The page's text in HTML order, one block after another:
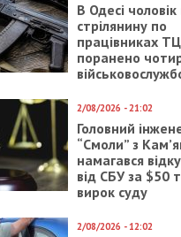
В Одесі чоловік
стрілянину по
працівниках
поранено
2/08/2026 - 21:02
Головний
“Смоли” з
намагався
від СБУ за $50
вирок суду
2/08/2026 - 12:02